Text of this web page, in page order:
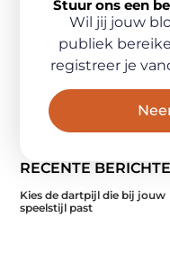
RECENTE
Kies de dartpijl die bij jouw
speelstijl past
Stuur ons een
Wil jij jouw
publiek
registreer je